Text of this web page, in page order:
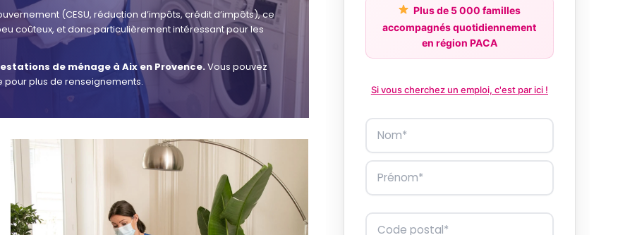
(CESU, réduction d’impôts, crédit d’impôts), ce
coûteux, et donc particulièrement intéressant pour les
de ménage à Aix en Provence.Vous pouvez
plus de renseignements.
Plus de 5 000 familles
accompagnés quotidiennement
en région PACA
Si vous cherchez un emploi, c'est par ici !